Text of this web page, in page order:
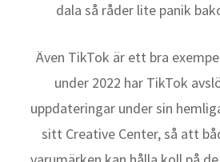
dala så råder lite panik
Även TikTok är ett bra
under 2022 har TikTok
uppdateringar under sin
sitt Creative Center, så att